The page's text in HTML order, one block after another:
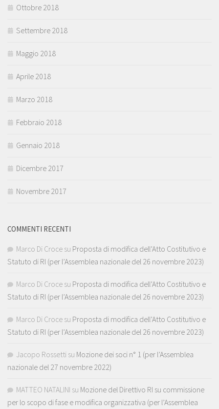
Ottobre 2018
Settembre 2018
Maggio 2018
Aprile 2018
Marzo 2018
Febbraio 2018
Gennaio 2018
Dicembre 2017
Novembre 2017
COMMENTI RECENTI
Marco Di Croce su Proposta di modifica dell’Atto Costitutivo e
Statuto di RI (per l’Assemblea nazionale del 26 novembre 2023)
Marco Di Croce su Proposta di modifica dell’Atto Costitutivo e
Statuto di RI (per l’Assemblea nazionale del 26 novembre 2023)
Marco Di Croce su Proposta di modifica dell’Atto Costitutivo e
Statuto di RI (per l’Assemblea nazionale del 26 novembre 2023)
Jacopo Rossetti su Mozione dei soci n° 1 (per l’Assemblea
nazionale del 27 novembre 2022)
MATTEO NATALINI su Mozione del Direttivo RI su commissione
per lo scopo di fase e modifica organizzativa (per l’Assemblea